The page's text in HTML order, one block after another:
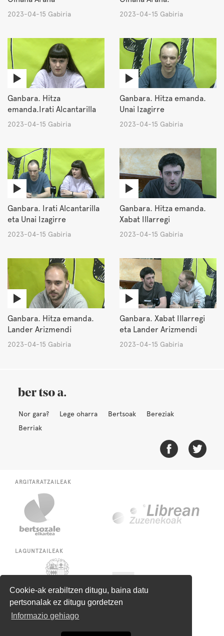
Cookie-ak erabiltzen ditugu, baina datu
pertsonalak ez ditugu gordetzen
Informazio gehiago
2023-04-15 Gabiria 2023-04-15 Gabiria
Ganbara. Hitza
emanda.Irati Alcantarilla
2023-04-15 Gabiria
Ganbara. Hitza emanda.
Unai Izagirre
2023-04-15 Gabiria
Ganbara. Irati Alcantarilla
eta Unai Izagirre
2023-04-15 Gabiria
Ganbara. Hitza emanda.
Xabat Illarregi
2023-04-15 Gabiria
Ganbara. Hitza emanda.
Lander Arizmendi
2023-04-15 Gabiria
Ganbara. Xabat Illarregi
eta Lander Arizmendi
2023-04-15 Gabiria
Nor gara? Lege oharra Bertsoak
Bereziak
Berriak
ARGITARATZAILEAK
LAGUNTZAILEAK